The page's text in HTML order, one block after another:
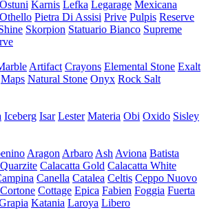
Karnis Lefka Legarage Mexicana
Othello Pietra Di Assisi Prive Pulpis Reserve
Skorpion Statuario Bianco Supreme
Artifact Crayons Elemental Stone Exalt
Maps Natural Stone Onyx Rock Salt
Iceberg Isar Lester Materia Obi Oxido Sisley
Aragon Arbaro Ash Aviona Batista
Calacatta Gold Calacatta White
Canella Catalea Celtis Ceppo Nuovo
Cortone Cottage Epica Fabien Foggia Fuerta
Katania Laroya Libero